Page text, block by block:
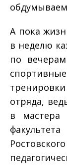
А пока
в неделю
по
отряда,
в мастера